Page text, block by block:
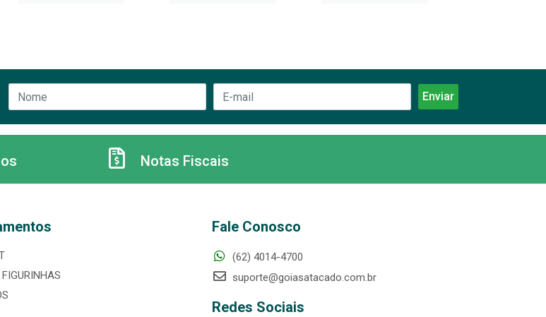
Notas Fiscais
Fale Conosco
(62) 4014-4700
suporte@goiasatacado.com.br
Redes Sociais